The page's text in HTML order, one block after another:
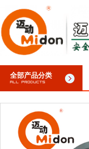
全部产品分类